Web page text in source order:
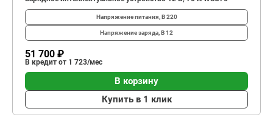
Напряжение питания, В220
Напряжение заряда, В12
51 700 ₽
В кредит от 1 723/мес
В корзину
Купить в 1 клик